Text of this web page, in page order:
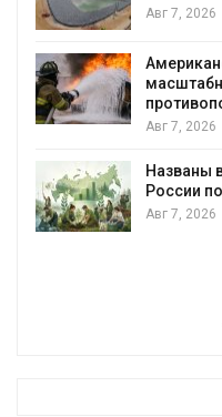
предупредили о
из-за
пены
экологические НКО
2025 года